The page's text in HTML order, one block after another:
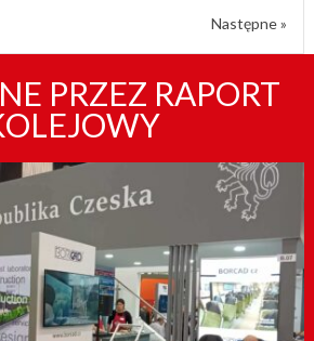
Następne »
PRZEZ RAPORT